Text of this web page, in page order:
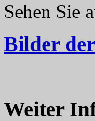
Sehen Sie
Bilder
Weiter